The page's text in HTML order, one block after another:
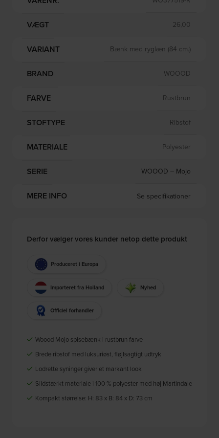
VÆGT 26,00
VARIANT Bænk med ryglæn (84 cm.)
BRAND WOOOD
FARVE Rustbrun
STOFTYPE Ribstof
MATERIALE Polyester
SERIE WOOOD – Mojo
MERE INFO Se specifikationer
Derfor vælger vores kunder netop dette produkt
Produceret i Europa
Importeret fra Holland Nyhed
Officiel forhandler
Woood Mojo spisebænk i rustbrun farve
Brede ribstof med luksuriøst, fløjlsagtigt udtryk
Lodrette syninger giver et markant look
Slidstærkt materiale i 100 % polyester med høj Martindale
Kompakt størrelse: H: 83 x B: 84 x D: 73 cm